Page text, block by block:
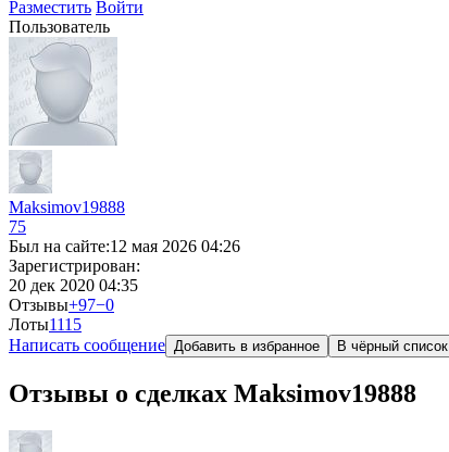
Разместить Войти
Пользователь
Maksimov19888
75
Был на сайте:12 мая 2026 04:26
Зарегистрирован:
20 дек 2020 04:35
Отзывы+97−0
Лоты1115
Написать сообщение Добавить в избранное В чёрный список
Отзывы о сделках Maksimov19888